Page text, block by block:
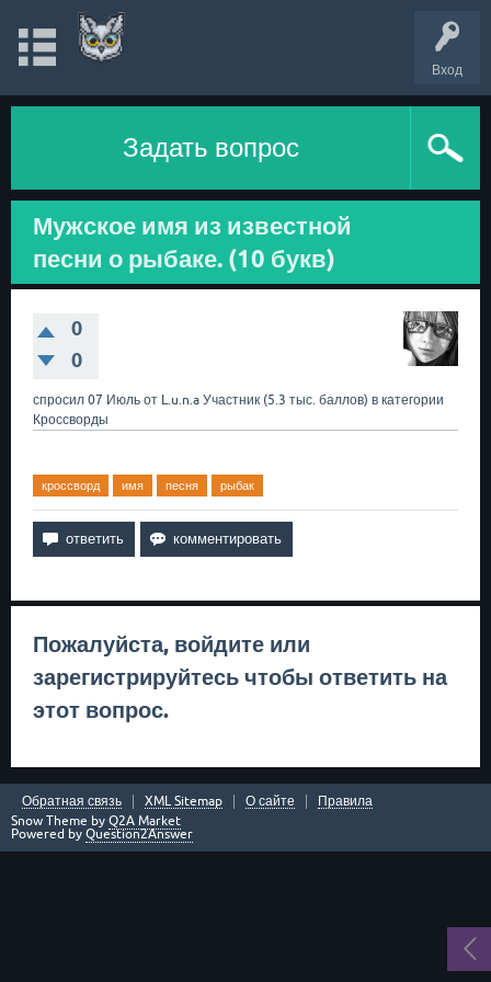
Вход
Задать вопрос
Мужское имя из известной
песни о рыбаке. (10 букв)
0
0
спросил 07 Июль от L.u.n.a Участник (5.3 тыс. баллов) в категории
Кроссворды
кроссворд имя песня рыбак
Пожалуйста, войдите или
зарегистрируйтесь чтобы ответить на
этот вопрос.
Обратная связь XML Sitemap О сайте
Правила
Snow Theme by Q2A Market
Powered by Question2Answer